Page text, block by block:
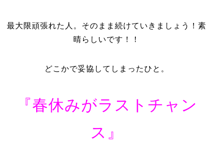
最大限頑張れた人。そのまま続けていきましょう！素
晴らしいです！！
どこかで妥協してしまったひと。
『春休みがラストチャン
ス』